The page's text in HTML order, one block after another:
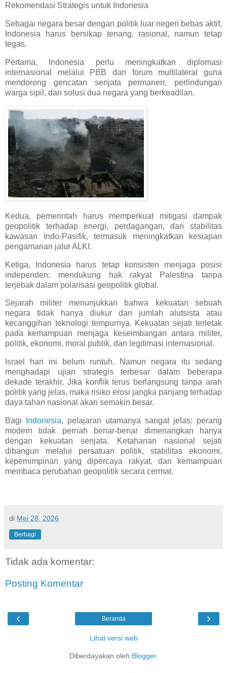
Rekomendasi Strategis untuk Indonesia
Sebagai negara besar dengan politik luar negeri bebas aktif,
Indonesia harus bersikap tenang, rasional, namun tetap
tegas.
Pertama, Indonesia perlu meningkatkan diplomasi
internasional melalui PBB dan forum multilateral guna
mendorong gencatan senjata permanen, perlindungan
warga sipil, dan solusi dua negara yang berkeadilan.
Kedua, pemerintah harus memperkuat mitigasi dampak
geopolitik terhadap energi, perdagangan, dan stabilitas
kawasan Indo-Pasifik, termasuk meningkatkan kesiapan
pengamanan jalur ALKI.
Ketiga, Indonesia harus tetap konsisten menjaga posisi
independen: mendukung hak rakyat Palestina tanpa
terjebak dalam polarisasi geopolitik global.
Sejarah militer menunjukkan bahwa kekuatan sebuah
negara tidak hanya diukur dari jumlah alutsista atau
kecanggihan teknologi tempurnya. Kekuatan sejati terletak
pada kemampuan menjaga keseimbangan antara militer,
politik, ekonomi, moral publik, dan legitimasi internasional.
Israel hari ini belum runtuh. Namun negara itu sedang
menghadapi ujian strategis terbesar dalam beberapa
dekade terakhir. Jika konflik terus berlangsung tanpa arah
politik yang jelas, maka risiko erosi jangka panjang terhadap
daya tahan nasional akan semakin besar.
Bagi Indonesia, pelajaran utamanya sangat jelas: perang
modern tidak pernah benar-benar dimenangkan hanya
dengan kekuatan senjata. Ketahanan nasional sejati
dibangun melalui persatuan politik, stabilitas ekonomi,
kepemimpinan yang dipercaya rakyat, dan kemampuan
membaca perubahan geopolitik secara cermat.
di Mei 28, 2026
Berbagi
Tidak ada komentar:
Posting Komentar
‹ ›
Beranda
Lihat versi web
Diberdayakan oleh Blogger.